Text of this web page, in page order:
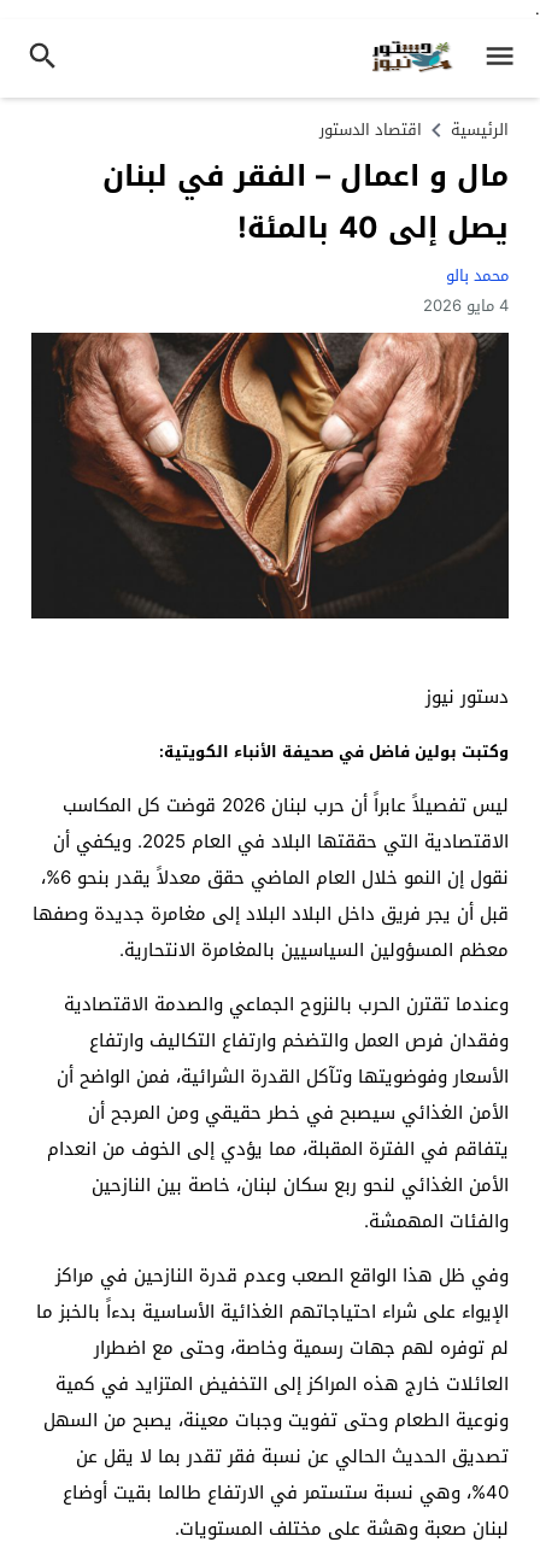
.
الرئيسية اقتصاد الدستور
مال و اعمال – الفقر في لبنان
يصل إلى 40 بالمئة!
محمد بالو
4 مايو 2026
دستور نيوز
وكتبت بولين فاضل في صحيفة الأنباء الكويتية:
ليس تفصيلاً عابراً أن حرب لبنان 2026 قوضت كل المكاسب
الاقتصادية التي حققتها البلاد في العام 2025. ويكفي أن
نقول إن النمو خلال العام الماضي حقق معدلاً يقدر بنحو 6%،
قبل أن يجر فريق داخل البلاد البلاد إلى مغامرة جديدة وصفها
معظم المسؤولين السياسيين بالمغامرة الانتحارية.
وعندما تقترن الحرب بالنزوح الجماعي والصدمة الاقتصادية
وفقدان فرص العمل والتضخم وارتفاع التكاليف وارتفاع
الأسعار وفوضويتها وتآكل القدرة الشرائية، فمن الواضح أن
الأمن الغذائي سيصبح في خطر حقيقي ومن المرجح أن
يتفاقم في الفترة المقبلة، مما يؤدي إلى الخوف من انعدام
الأمن الغذائي لنحو ربع سكان لبنان، خاصة بين النازحين
والفئات المهمشة.
وفي ظل هذا الواقع الصعب وعدم قدرة النازحين في مراكز
الإيواء على شراء احتياجاتهم الغذائية الأساسية بدءاً بالخبز ما
لم توفره لهم جهات رسمية وخاصة، وحتى مع اضطرار
العائلات خارج هذه المراكز إلى التخفيض المتزايد في كمية
ونوعية الطعام وحتى تفويت وجبات معينة، يصبح من السهل
تصديق الحديث الحالي عن نسبة فقر تقدر بما لا يقل عن
40%، وهي نسبة ستستمر في الارتفاع طالما بقيت أوضاع
لبنان صعبة وهشة على مختلف المستويات.